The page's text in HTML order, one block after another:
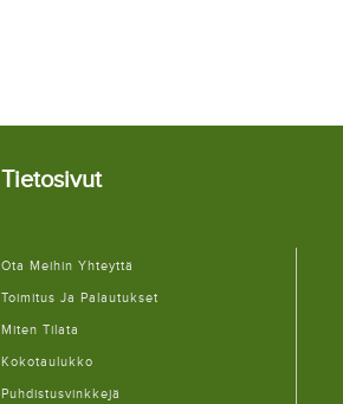
Tietosivut
Ota Meihin Yhteyttä
Toimitus Ja Palautukset
Miten Tilata
Kokotaulukko
Puhdistusvinkkejä